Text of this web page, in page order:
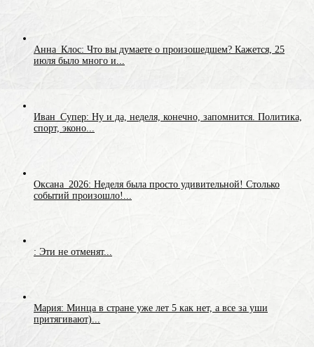
Анна_Клос: Что вы думаете о произошедшем? Кажется, 25
июля было много и...
Иван_Супер: Ну и да, неделя, конечно, запомнится. Политика,
спорт, эконо...
Оксана_2026: Неделя была просто удивительной! Столько
событий произошло!...
: Эти не отменят...
Мария: Минца в стране уже лет 5 как нет, а все за уши
притягивают)...